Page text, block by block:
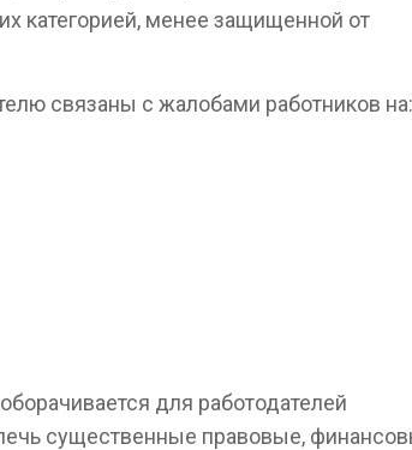
категорией, менее защищенной от
связаны с жалобами работников на:
для работодателей
существенные правовые,